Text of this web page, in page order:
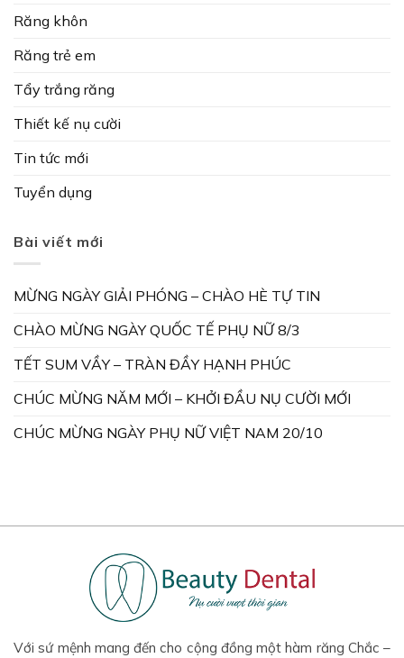
Răng khôn
Răng trẻ em
Tẩy trắng răng
Thiết kế nụ cười
Tin tức mới
Tuyển dụng
Bài viết mới
MỪNG NGÀY GIẢI PHÓNG – CHÀO HÈ TỰ TIN
CHÀO MỪNG NGÀY QUỐC TẾ PHỤ NỮ 8/3
TẾT SUM VẦY – TRÀN ĐẦY HẠNH PHÚC
CHÚC MỪNG NĂM MỚI – KHỞI ĐẦU NỤ CƯỜI MỚI
CHÚC MỪNG NGÀY PHỤ NỮ VIỆT NAM 20/10
Với sứ mệnh mang đến cho cộng đồng một hàm răng Chắc –